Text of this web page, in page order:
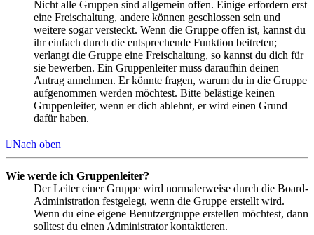
Nicht alle Gruppen sind allgemein offen. Einige erfordern erst
eine Freischaltung, andere können geschlossen sein und
weitere sogar versteckt. Wenn die Gruppe offen ist, kannst du
ihr einfach durch die entsprechende Funktion beitreten;
verlangt die Gruppe eine Freischaltung, so kannst du dich für
sie bewerben. Ein Gruppenleiter muss daraufhin deinen
Antrag annehmen. Er könnte fragen, warum du in die Gruppe
aufgenommen werden möchtest. Bitte belästige keinen
Gruppenleiter, wenn er dich ablehnt, er wird einen Grund
dafür haben.
Nach oben
Wie werde ich Gruppenleiter?
Der Leiter einer Gruppe wird normalerweise durch die Board-
Administration festgelegt, wenn die Gruppe erstellt wird.
Wenn du eine eigene Benutzergruppe erstellen möchtest, dann
solltest du einen Administrator kontaktieren.